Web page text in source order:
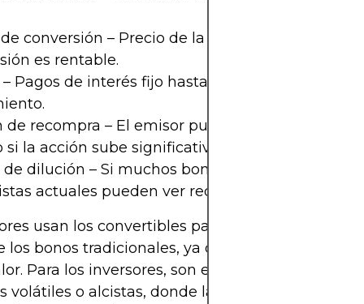
conversión – Precio de la acción a partir del
es rentable.
Pagos de interés fijo hasta la conversión o el
de recompra – El emisor puede rescatar el bono
la acción sube significativamente.
de dilución – Si muchos bonos se convierten, los
actuales pueden ver reducida su
usan los convertibles para captar capital a
los bonos tradicionales, ya que la opción de
Para los inversores, son especialmente útiles
volátiles o alcistas, donde la opción